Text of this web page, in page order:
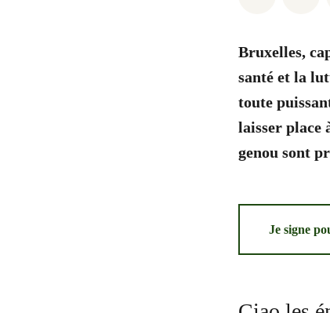
Bruxelles,
santé et la
toute
laisser place
genou sont
Je signe